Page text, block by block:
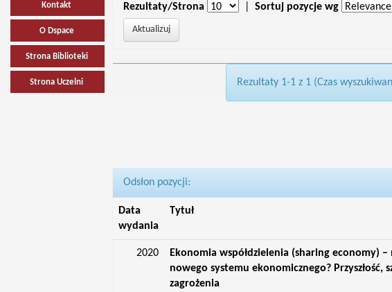
Kontakt
O Dspace
Strona Biblioteki
Strona Uczelni
Rezultaty/Strona Sortuj pozycje wg
Rezultaty 1-1 z 1 (Czas
Odsłon pozycji:
Data
wydania
Tytuł
2020
Ekonomia współdzielenia (sharing economy)
nowego systemu ekonomicznego? Przyszłość,
zagrożenia